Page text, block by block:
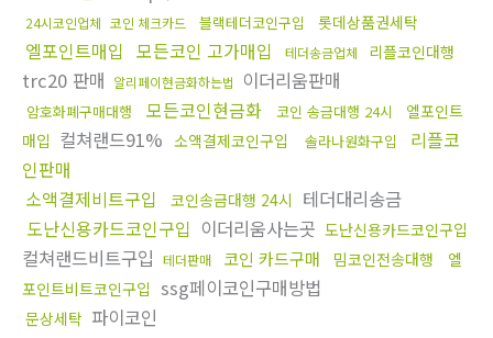
24시코인업체 코인 체크카드 블랙테더코인구입 롯데상품권세탁
엘포인트매입 모든코인 고가매입 테더송금업체 리플코인대행
trc20 판매 알리페이현금화하는법 이더리움판매
암호화폐구매대행 모든코인현금화 코인 송금대행 24시
엘포인트
매입 컬쳐랜드91% 소액결제코인구입 솔라나원화구입
리플코
인판매
소액결제비트구입
코인송금대행 24시 테더대리송금
도난신용카드코인구입 이더리움사는곳 도난신용카드코인구입
컬쳐랜드비트구입 테더판매 코인 카드구매 밈코인전송대행
엘
포인트비트코인구입 ssg페이코인구매방법
문상세탁 파이코인